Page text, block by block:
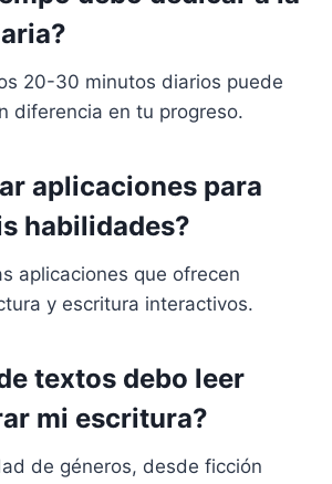
20-30 minutos diarios puede
diferencia en tu progreso.
aplicaciones para
habilidades?
aplicaciones que ofrecen
y escritura interactivos.
textos debo leer
mi escritura?
de géneros, desde ficción